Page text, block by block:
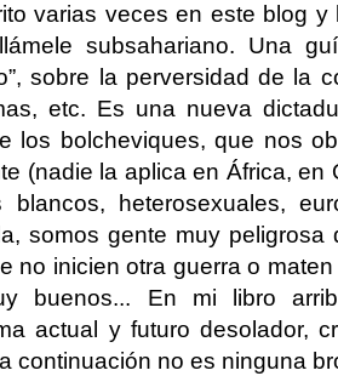
varias veces en este blog y
subsahariano. Una
sobre la perversidad de la
etc. Es una nueva
los bolcheviques, que nos
(nadie la aplica en África, en
blancos, heterosexuales,
somos gente muy
no inicien otra guerra o
buenos... En mi libro
actual y futuro desolador,
continuación no es ninguna